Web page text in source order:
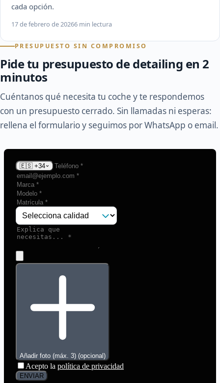
cada opción.
17 de febrero de 20266 min lectura
PRESUPUESTO SIN COMPROMISO
Pide tu presupuesto de detailing en 2
minutos
Cuéntanos qué necesita tu coche y te respondemos
con un presupuesto cerrado. Sin llamadas ni esperas:
rellena el formulario y seguimos por WhatsApp o email.